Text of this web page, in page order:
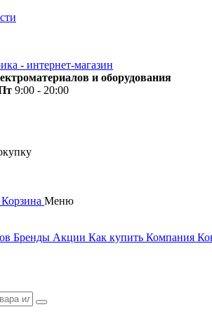
и оборудования
9:00 - 20:00
Корзина Меню
Бренды Акции Как купить Компания